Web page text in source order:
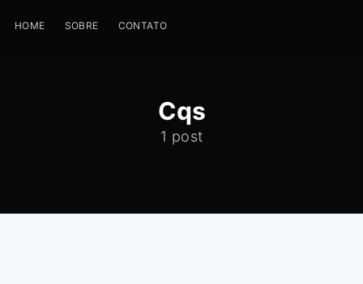
HOME SOBRE CONTATO
Cqs
1 post